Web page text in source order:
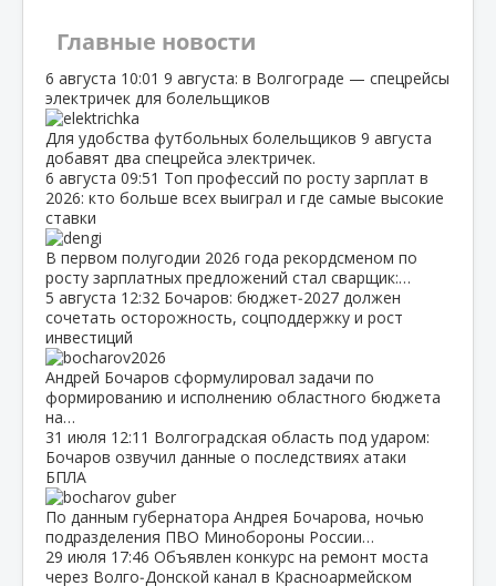
Главные новости
6 августа 10:01 9 августа: в Волгограде — спецрейсы
электричек для болельщиков
Для удобства футбольных болельщиков 9 августа
добавят два спецрейса электричек.
6 августа 09:51 Топ профессий по росту зарплат в
2026: кто больше всех выиграл и где самые высокие
ставки
В первом полугодии 2026 года рекордсменом по
росту зарплатных предложений стал сварщик:…
5 августа 12:32 Бочаров: бюджет‑2027 должен
сочетать осторожность, соцподдержку и рост
инвестиций
Андрей Бочаров сформулировал задачи по
формированию и исполнению областного бюджета
на…
31 июля 12:11 Волгоградская область под ударом:
Бочаров озвучил данные о последствиях атаки
БПЛА
По данным губернатора Андрея Бочарова, ночью
подразделения ПВО Минобороны России…
29 июля 17:46 Объявлен конкурс на ремонт моста
через Волго‑Донской канал в Красноармейском